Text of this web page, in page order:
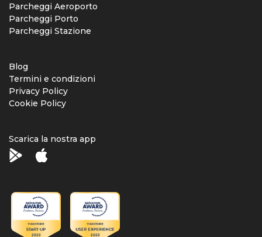
Parcheggi Aeroporto
Parcheggi Porto
Parcheggi Stazione
Blog
Termini e condizioni
Privacy Policy
Cookie Policy
Scarica la nostra app